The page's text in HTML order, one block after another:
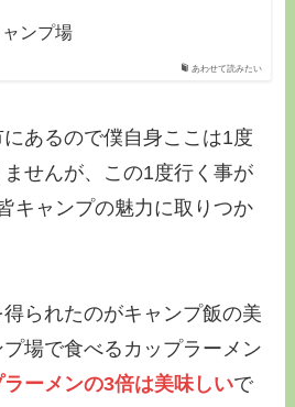
あわせて読みたい
ンプ場
あるので僕自身ここは1度
せんが、この1度行く事が
キャンプの魅力に取りつか
られたのがキャンプ飯の美
場で食べるカップラーメン
ーメンの3倍は美味しいで